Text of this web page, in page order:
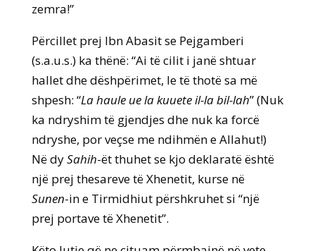
zemra!”
Përcillet prej Ibn Abasit se Pejgamberi
(s.a.u.s.) ka thënë: “Ai të cilit i janë shtuar
hallet dhe dëshpërimet, le të thotë sa më
shpesh: “La haule ue la kuuete il-la bil-lah” (Nuk
ka ndryshim të gjendjes dhe nuk ka forcë
ndryshe, por veçse me ndihmën e Allahut!)
Në dySahih-ët thuhet se kjo deklaratë është
një prej thesareve të Xhenetit, kurse në
Sunen-in e Tirmidhiut përshkruhet si “një
prej portave të Xhenetit”.